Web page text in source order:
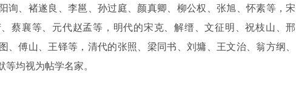
询、褚遂良、李邕、孙过庭、颜真卿、柳公权、张旭、怀素等，宋
蔡襄等、元代赵孟等，明代的宋克、解缙、文征明、祝枝山、邢
、傅山、王铎等，清代的张照、梁同书、刘墉、王文治、翁方纲、
均视为帖学名家。